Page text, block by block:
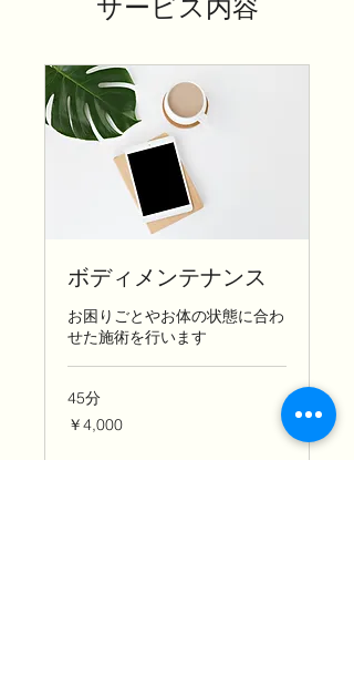
サービス内容
ボディメンテナンス
お困りごとやお体の状態に合わ
せた施術を行います
45分
4,000
円
￥4,000